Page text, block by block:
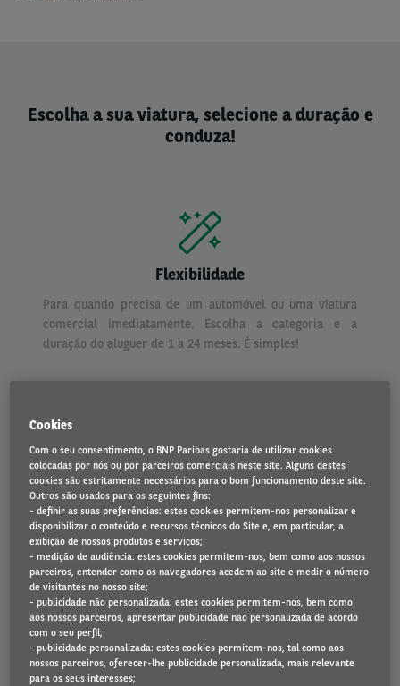
Escolha a sua viatura, selecione a duração e
conduza!
Flexibilidade
Para quando precisa de um automóvel ou uma viatura
comercial imediatamente. Escolha a categoria e a
duração do aluguer de 1 a 24 meses. É simples!
Tranquilidade
Tem acesso total a todos os serviços e ao apoio ao cliente
excecional da Arval.
Qualidade
Uma vasta gama de categorias de viaturas, todas de topo
e totalmente equipadas.
Cookies
Com o seu consentimento, o BNP Paribas gostaria de utilizar cookies
colocadas por nós ou por parceiros comerciais neste site. Alguns destes
cookies são estritamente necessários para o bom funcionamento deste site.
Outros são usados para os seguintes fins:
- definir as suas preferências: estes cookies permitem-nos personalizar e
disponibilizar o conteúdo e recursos técnicos do Site e, em particular, a
exibição de nossos produtos e serviços;
- medição de audiência: estes cookies permitem-nos, bem como aos nossos
parceiros, entender como os navegadores acedem ao site e medir o número
de visitantes no nosso site;
- publicidade não personalizada: estes cookies permitem-nos, bem como
aos nossos parceiros, apresentar publicidade não personalizada de acordo
com o seu perfil;
- publicidade personalizada: estes cookies permitem-nos, tal como aos
nossos parceiros, oferecer-lhe publicidade personalizada, mais relevante
para os seus interesses;